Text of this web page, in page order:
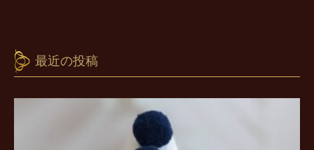
最近の投稿